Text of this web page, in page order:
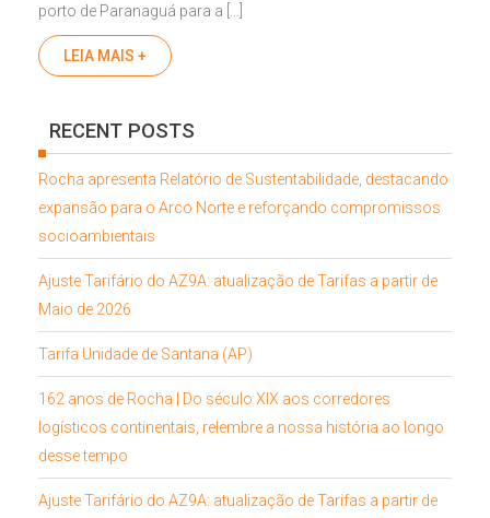
porto de Paranaguá para a […]
LEIA MAIS +
RECENT POSTS
Rocha apresenta Relatório de Sustentabilidade, destacando
expansão para o Arco Norte e reforçando compromissos
socioambientais
Ajuste Tarifário do AZ9A: atualização de Tarifas a partir de
Maio de 2026
Tarifa Unidade de Santana (AP)
162 anos de Rocha | Do século XIX aos corredores
logísticos continentais, relembre a nossa história ao longo
desse tempo
Ajuste Tarifário do AZ9A: atualização de Tarifas a partir de